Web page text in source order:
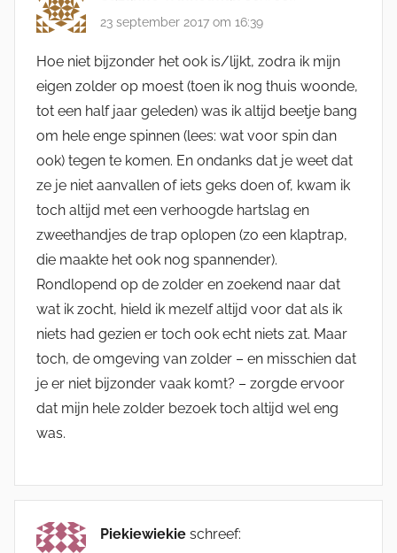
23 september 2017 om 16:39
Hoe niet bijzonder het ook is/lijkt, zodra ik mijn
eigen zolder op moest (toen ik nog thuis woonde,
tot een half jaar geleden) was ik altijd beetje bang
om hele enge spinnen (lees: wat voor spin dan
ook) tegen te komen. En ondanks dat je weet dat
ze je niet aanvallen of iets geks doen of, kwam ik
toch altijd met een verhoogde hartslag en
zweethandjes de trap oplopen (zo een klaptrap,
die maakte het ook nog spannender).
Rondlopend op de zolder en zoekend naar dat
wat ik zocht, hield ik mezelf altijd voor dat als ik
niets had gezien er toch ook echt niets zat. Maar
toch, de omgeving van zolder – en misschien dat
je er niet bijzonder vaak komt? – zorgde ervoor
dat mijn hele zolder bezoek toch altijd wel eng
was.
Piekiewiekie schreef: